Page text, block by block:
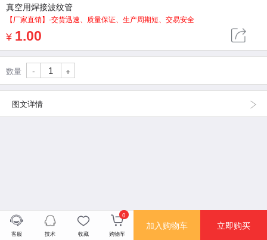
真空用焊接波纹管
【厂家直销】-交货迅速、质量保证、生产周期短、交易安全
¥ 1.00
数量 - +
图文详情
客服 技术 收藏
0
购物车
加入购物车 立即购买